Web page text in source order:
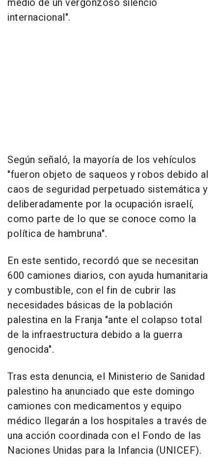
medio de un vergonzoso silencio
internacional".
Según señaló, la mayoría de los vehículos
"fueron objeto de saqueos y robos debido al
caos de seguridad perpetuado sistemática y
deliberadamente por la ocupación israelí,
como parte de lo que se conoce como la
política de hambruna".
En este sentido, recordó que se necesitan
600 camiones diarios, con ayuda humanitaria
y combustible, con el fin de cubrir las
necesidades básicas de la población
palestina en la Franja "ante el colapso total
de la infraestructura debido a la guerra
genocida".
Tras esta denuncia, el Ministerio de Sanidad
palestino ha anunciado que este domingo
camiones con medicamentos y equipo
médico llegarán a los hospitales a través de
una acción coordinada con el Fondo de las
Naciones Unidas para la Infancia (UNICEF).